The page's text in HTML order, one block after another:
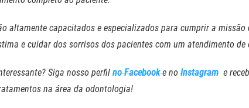
altamente capacitados e especializados para cumprir a
e cuidar dos sorrisos dos pacientes com um atendimento de
Siga nosso perfil no Facebooke no Instagram e
na área da odontologia!